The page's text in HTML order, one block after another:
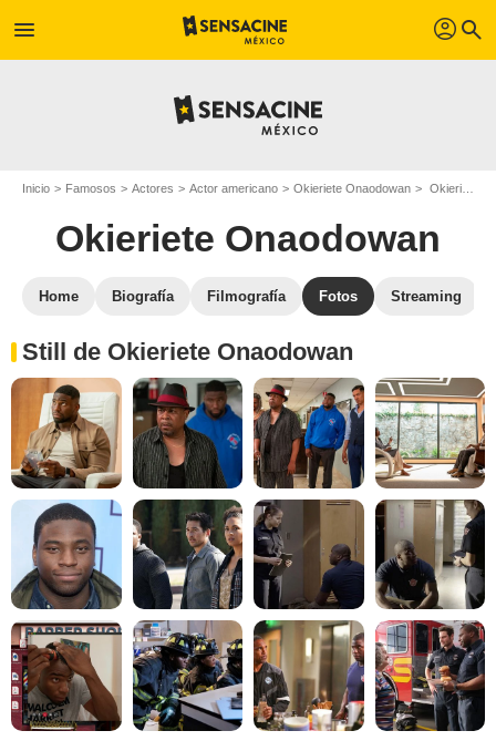
menu profil search
Inicio Famosos Actores Actor americano Okieriete Onaodowan Okieriete Onaodowan : Fotos de sus películas y series
Okieriete Onaodowan
Home Biografía Filmografía Fotos Streaming
Still de Okieriete Onaodowan